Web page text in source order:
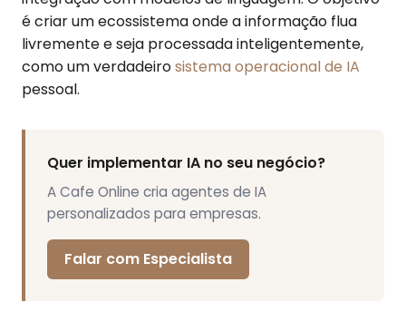
é criar um ecossistema onde a informação flua
livremente e seja processada inteligentemente,
como um verdadeirosistema operacional de IA
pessoal.
Quer implementar IA no seu negócio?
A Cafe Online cria agentes de IA
personalizados para empresas.
Falar com Especialista